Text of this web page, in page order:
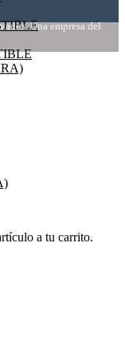
Una empresa del
a tu carrito.